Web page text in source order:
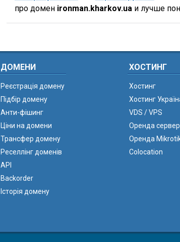
про домен ironman.kharkov.ua и лучше
ДОМЕНИ
Реєстрація домену
Підбір домену
Анти-фішинг
Ціни на домени
Трансфер домену
Реселлінг доменів
API
Backorder
Історія домену
ХОСТИНГ
Хостинг
Хостинг
VDS / VPS
Оренда
Оренда
Colocation